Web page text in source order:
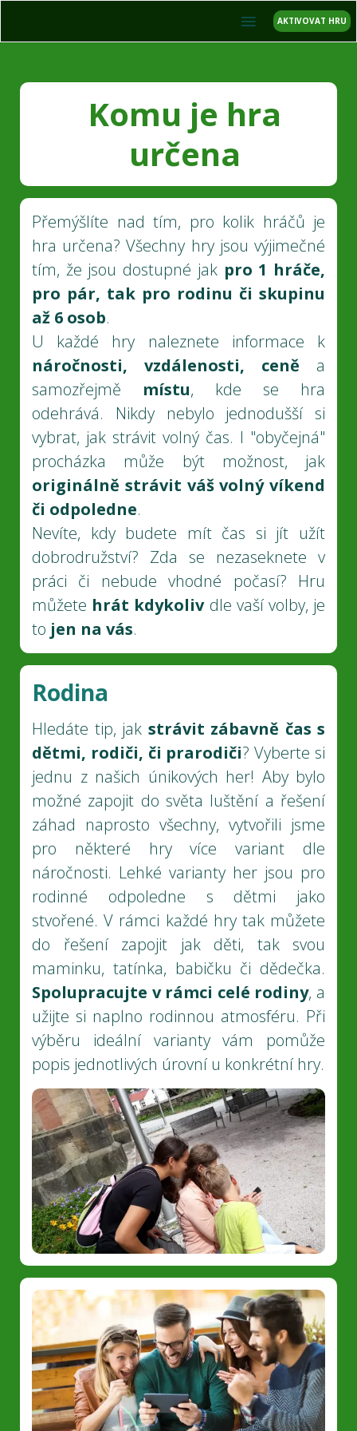
AKTIVOVAT HRU
Komu je hra
určena
Přemýšlíte nad tím, pro kolik hráčů je
hra určena? Všechny hry jsou výjimečné
tím, že jsou dostupné jak pro 1 hráče,
pro pár, tak pro rodinu či skupinu
až 6 osob.
U každé hry naleznete informace k
náročnosti, vzdálenosti, ceně a
samozřejmě místu, kde se hra
odehrává. Nikdy nebylo jednodušší si
vybrat, jak strávit volný čas. I "obyčejná"
procházka může být možnost, jak
originálně strávit váš volný víkend
či odpoledne.
Nevíte, kdy budete mít čas si jít užít
dobrodružství? Zda se nezaseknete v
práci či nebude vhodné počasí? Hru
můžete hrát kdykolivdle vaší volby, je
to jen na vás.
Rodina
Hledáte tip, jak strávit zábavně čas s
dětmi, rodiči, či prarodiči? Vyberte si
jednu z našich únikových her! Aby bylo
možné zapojit do světa luštění a řešení
záhad naprosto všechny, vytvořili jsme
pro některé hry více variant dle
náročnosti. Lehké varianty her jsou pro
rodinné odpoledne s dětmi jako
stvořené. V rámci každé hry tak můžete
do řešení zapojit jak děti, tak svou
maminku, tatínka, babičku či dědečka.
Spolupracujte v rámci celé rodiny, a
užijte si naplno rodinnou atmosféru. Při
výběru ideální varianty vám pomůže
popis jednotlivých úrovní u konkrétní hry.